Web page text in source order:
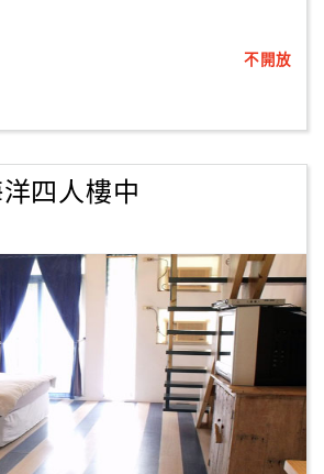
不開放
四人樓中